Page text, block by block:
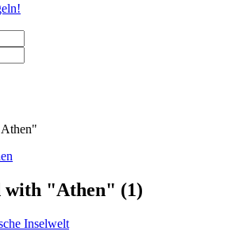
with "Athen" (1)
Inselwelt